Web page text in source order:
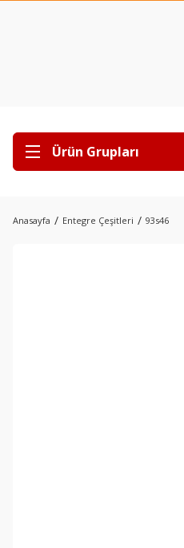
Ürün Grupları
Anasayfa Entegre Çeşitleri 93s46